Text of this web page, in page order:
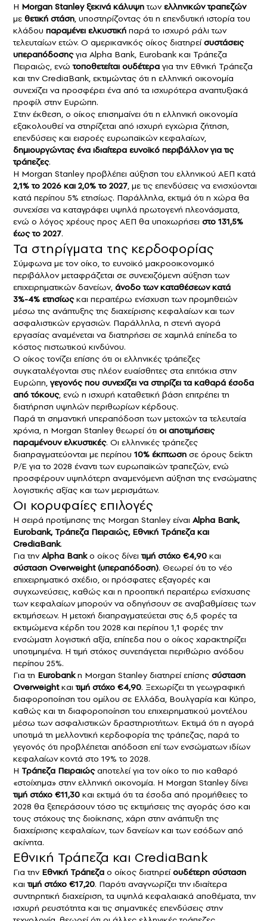
Η Morgan Stanley ξεκινά κάλυψητωνελληνικών τραπεζών
με θετική στάση, υποστηρίζοντας ότι η επενδυτική ιστορία του
κλάδου παραμένει ελκυστική παρά το ισχυρό ράλι των
τελευταίων ετών. Ο αμερικανικός οίκος διατηρείσυστάσεις
υπεραπόδοσηςγια Alpha Bank, Eurobank και Τράπεζα
Πειραιώς, ενώτοποθετείται ουδέτερα για την Εθνική Τράπεζα
και την CrediaBank, εκτιμώντας ότι η ελληνική οικονομία
συνεχίζει να προσφέρει ένα από τα ισχυρότερα αναπτυξιακά
προφίλ στην Ευρώπη.
Στην έκθεση, ο οίκος επισημαίνει ότι η ελληνική οικονομία
εξακολουθεί να στηρίζεται από ισχυρή εγχώρια ζήτηση,
επενδύσεις και εισροές ευρωπαϊκών κεφαλαίων,
δημιουργώντας ένα ιδιαίτερα ευνοϊκό περιβάλλον για τις
τράπεζες.
Η Morgan Stanley προβλέπει αύξηση του ελληνικού ΑΕΠ κατά
2,1% το 2026 και 2,0% το 2027, με τις επενδύσεις να ενισχύονται
κατά περίπου 5% ετησίως. Παράλληλα, εκτιμά ότι η χώρα θα
συνεχίσει να καταγράφει υψηλά πρωτογενή πλεονάσματα,
ενώ ο λόγος χρέους προς ΑΕΠ θα υποχωρήσει στο 131,5%
έως το 2027.
Τα στηρίγματα της κερδοφορίας
Σύμφωνα με τον οίκο, το ευνοϊκό μακροοικονομικό
περιβάλλον μεταφράζεται σε συνεχιζόμενη αύξηση των
επιχειρηματικών δανείων, άνοδο των καταθέσεων κατά
3%-4% ετησίωςκαι περαιτέρω ενίσχυση των προμηθειών
μέσω της ανάπτυξης της διαχείρισης κεφαλαίων και των
ασφαλιστικών εργασιών. Παράλληλα, η στενή αγορά
εργασίας αναμένεται να διατηρήσει σε χαμηλά επίπεδα το
κόστος πιστωτικού κινδύνου.
Ο οίκος τονίζει επίσης ότι οι ελληνικές τράπεζες
συγκαταλέγονται στις πλέον ευαίσθητες στα επιτόκια στην
Ευρώπη, γεγονός που συνεχίζει να στηρίζει τα καθαρά έσοδα
από τόκους, ενώ η ισχυρή καταθετική βάση επιτρέπει τη
διατήρηση υψηλών περιθωρίων κέρδους.
Παρά τη σημαντική υπεραπόδοση των μετοχών τα τελευταία
χρόνια, η Morgan Stanley θεωρεί ότι οι αποτιμήσεις
παραμένουν ελκυστικές. Οι ελληνικές τράπεζες
διαπραγματεύονται με περίπου 10% έκπτωση σε όρους δείκτη
P/E για το 2028 έναντι των ευρωπαϊκών τραπεζών, ενώ
προσφέρουν υψηλότερη αναμενόμενη αύξηση της ενσώματης
λογιστικής αξίας και των μερισμάτων.
Οι κορυφαίες επιλογές
Η σειρά προτίμησης της Morgan Stanley είναι Alpha Bank,
Eurobank, Τράπεζα Πειραιώς, Εθνική Τράπεζα και
CrediaBank.
Για τηνAlpha Bankο οίκος δίνειτιμή στόχο €4,90 και
σύσταση Overweight (υπεραπόδοση). Θεωρεί ότι το νέο
επιχειρηματικό σχέδιο, οι πρόσφατες εξαγορές και
συγχωνεύσεις, καθώς και η προοπτική περαιτέρω ενίσχυσης
των κεφαλαίων μπορούν να οδηγήσουν σε αναβαθμίσεις των
εκτιμήσεων. Η μετοχή διαπραγματεύεται στις 6,5 φορές τα
εκτιμώμενα κέρδη του 2028 και περίπου 1,1 φορές την
ενσώματη λογιστική αξία, επίπεδα που ο οίκος χαρακτηρίζει
υποτιμημένα. Η τιμή στόχος συνεπάγεται περιθώριο ανόδου
περίπου 25%.
Για τη Eurobankη Morgan Stanley διατηρεί επίσης σύσταση
Overweightκαιτιμή στόχο €4,90. Ξεχωρίζει τη γεωγραφική
διαφοροποίηση του ομίλου σε Ελλάδα, Βουλγαρία και Κύπρο,
καθώς και τη διαφοροποίηση του επιχειρηματικού μοντέλου
μέσω των ασφαλιστικών δραστηριοτήτων. Εκτιμά ότι η αγορά
υποτιμά τη μελλοντική κερδοφορία της τράπεζας, παρά το
γεγονός ότι προβλέπεται απόδοση επί των ενσώματων ιδίων
κεφαλαίων κοντά στο 19% το 2028.
Η Τράπεζα Πειραιώςαποτελεί για τον οίκο το πιο καθαρό
«στοίχημα» στην ελληνική οικονομία. Η Morgan Stanley δίνει
τιμή στόχο €11,30 και εκτιμά ότι τα έσοδα από προμήθειες το
2028 θα ξεπεράσουν τόσο τις εκτιμήσεις της αγοράς όσο και
τους στόχους της διοίκησης, χάρη στην ανάπτυξη της
διαχείρισης κεφαλαίων, των δανείων και των εσόδων από
ακίνητα.
Εθνική Τράπεζα και CrediaBank
Για την Εθνική Τράπεζα ο οίκος διατηρείουδέτερη σύσταση
καιτιμή στόχο €17,20. Παρότι αναγνωρίζει την ιδιαίτερα
συντηρητική διαχείριση, τα υψηλά κεφαλαιακά αποθέματα, την
ισχυρή ρευστότητα και τις σημαντικές επενδύσεις στην